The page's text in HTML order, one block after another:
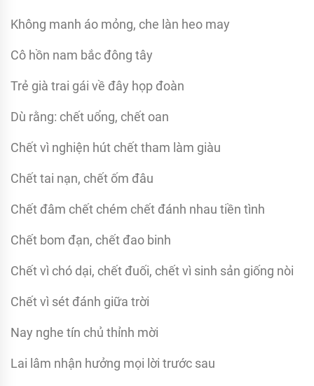
Không manh áo mỏng, che làn heo may
Cô hồn nam bắc đông tây
Trẻ già trai gái về đây họp đoàn
Dù rằng: chết uổng, chết oan
Chết vì nghiện hút chết tham làm giàu
Chết tai nạn, chết ốm đâu
Chết đâm chết chém chết đánh nhau tiền tình
Chết bom đạn, chết đao binh
Chết vì chó dại, chết đuối, chết vì sinh sản giống nòi
Chết vì sét đánh giữa trời
Nay nghe tín chủ thỉnh mời
Lai lâm nhận hưởng mọi lời trước sau